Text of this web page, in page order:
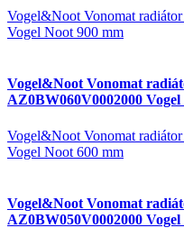
Vogel&Noot Vonomat
Vogel Noot 900 mm
Vogel&Noot Vonomat
AZ0BW060V0002000 Vogel
Vogel&Noot Vonomat
Vogel Noot 600 mm
Vogel&Noot Vonomat
AZ0BW050V0002000